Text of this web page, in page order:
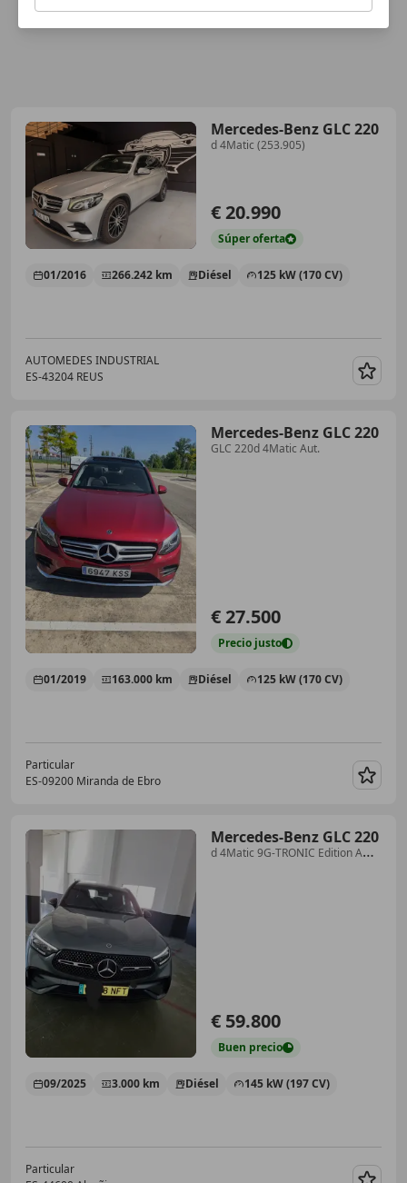
Mercedes-Benz GLC 220
d 4Matic (253.905)
€ 20.990
Súperoferta
01/2016 266.242 km Diésel 125 kW (170 CV)
AUTOMEDES INDUSTRIAL
ES-43204 REUS
Mercedes-Benz GLC 220
GLC 220d 4Matic Aut.
€ 27.500
Precio justo
01/2019 163.000 km Diésel 125 kW (170 CV)
Particular
ES-09200 Miranda de Ebro
Mercedes-Benz GLC 220
d 4Matic 9G-TRONIC Edition AMG
€ 59.800
Buen precio
09/2025 3.000 km Diésel 145 kW (197 CV)
Particular